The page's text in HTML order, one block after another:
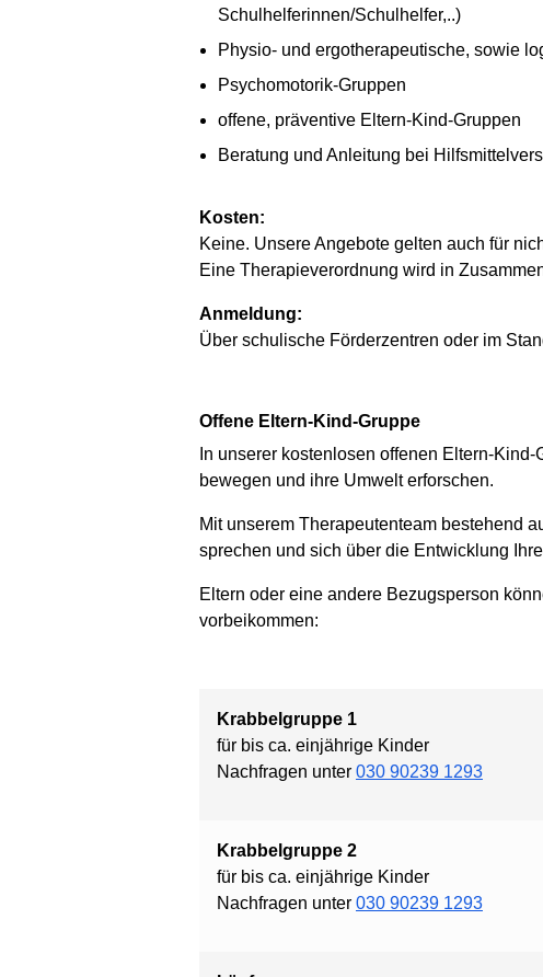
Schulhelferinnen/Schulhelfer,..)
Physio- und ergotherapeutische, sowie
Psychomotorik-Gruppen
offene, präventive Eltern-Kind-Gruppen
Beratung und Anleitung bei
Kosten:
Keine. Unsere Angebote gelten auch für
Eine Therapieverordnung wird in
Anmeldung:
Über schulische Förderzentren oder im
Offene Eltern-Kind-Gruppe
In unserer kostenlosen offenen Eltern-
bewegen und ihre Umwelt erforschen.
Mit unserem Therapeutenteam bestehend
sprechen und sich über die Entwicklung
Eltern oder eine andere Bezugsperson
vorbeikommen:
Krabbelgruppe 1
für bis ca. einjährige Kinder
Nachfragen unter 030 90239 1293
Krabbelgruppe 2
für bis ca. einjährige Kinder
Nachfragen unter 030 90239 1293